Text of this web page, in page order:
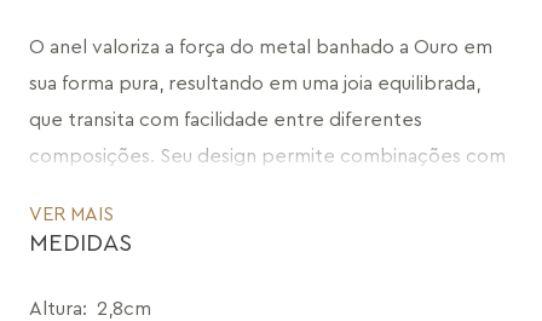
O anel valoriza a força do metal banhado a Ouro em
sua forma pura, resultando em uma joia equilibrada,
que transita com facilidade entre diferentes
composições. Seu design permite combinações com
O encaixe confortável e a estrutura envolvente
VER MAIS
MEDIDAS
Altura: 2,8cm